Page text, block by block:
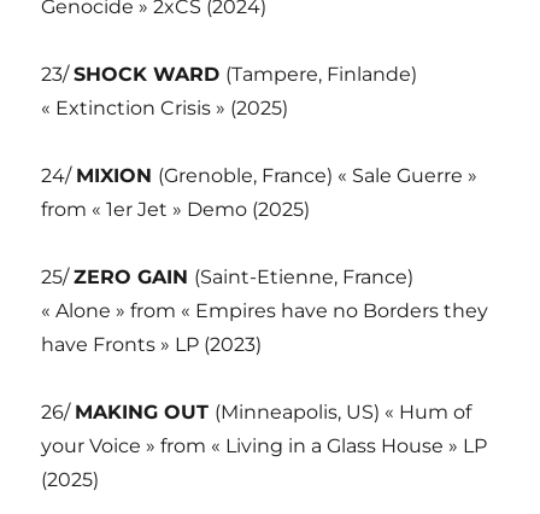
Genocide » 2xCS (2024)
23/SHOCK WARD (Tampere, Finlande)
« Extinction Crisis » (2025)
24/ MIXION (Grenoble, France) « Sale Guerre »
from « 1er Jet » Demo (2025)
25/ZERO GAIN (Saint-Etienne, France)
« Alone » from « Empires have no Borders they
have Fronts » LP (2023)
26/ MAKING OUT (Minneapolis, US) « Hum of
your Voice » from « Living in a Glass House » LP
(2025)